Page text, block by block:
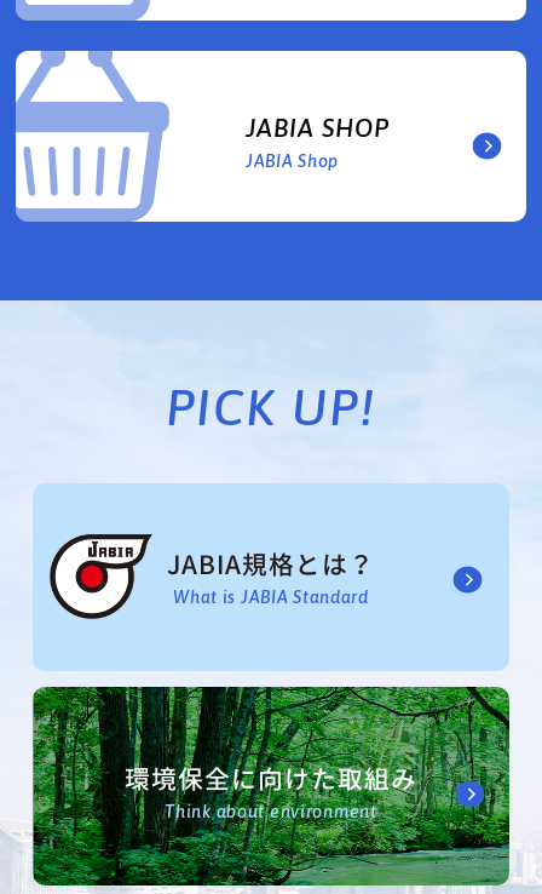
JABIA SHOP
JABIA Shop
PICK UP!
JABIA規格とは？
What is JABIA Standard
環境保全に向けた取組み
Think about environment